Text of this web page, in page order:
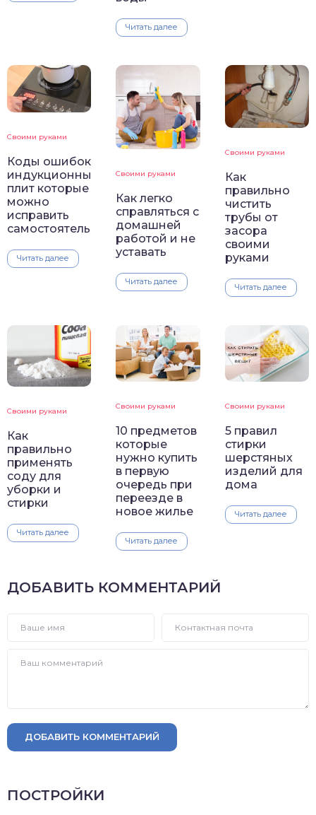
Читать далее
Своими руками
Коды ошибок
индукционных
плит которые
можно
исправить
самостоятельно
Читать далее
Своими руками
Как легко
справляться с
домашней
работой и не
уставать
Читать далее
Своими руками
Как
правильно
чистить
трубы от
засора
своими
руками
Читать далее
Своими руками
Как
правильно
применять
соду для
уборки и
стирки
Читать далее
Своими руками
10 предметов
которые
нужно купить
в первую
очередь при
переезде в
новое жилье
Читать далее
Своими руками
5 правил
стирки
шерстяных
изделий для
дома
Читать далее
ДОБАВИТЬ КОММЕНТАРИЙ
ДОБАВИТЬ КОММЕНТАРИЙ
ПОСТРОЙКИ